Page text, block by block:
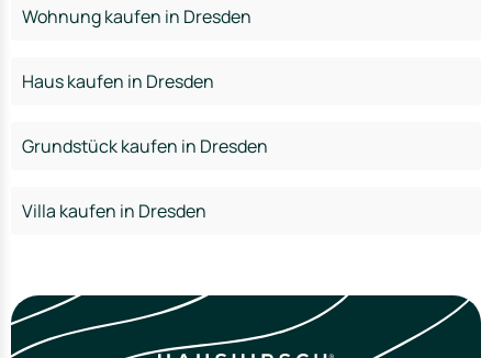
Wohnung kaufen in Dresden
Haus kaufen in Dresden
Grundstück kaufen in Dresden
Villa kaufen in Dresden